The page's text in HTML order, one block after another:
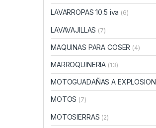
LAVARROPAS 10.5 iva (6)
LAVAVAJILLAS (7)
MAQUINAS PARA COSER (4)
MARROQUINERIA (13)
MOTOGUADAÑAS A EXPLOSION
MOTOS (7)
MOTOSIERRAS (2)